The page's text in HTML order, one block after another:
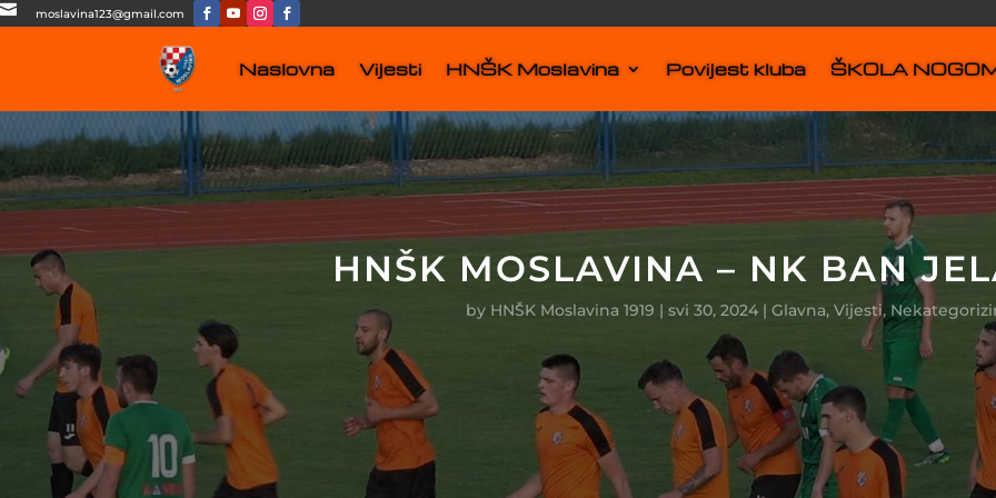
 moslavina123@gmail.com
Naslovna Vijesti HNŠK Moslavina Povijest kluba ŠKOLA
HNŠK MOSLAVINA – NK BAN
by HNŠK Moslavina 1919 | svi 30, 2024 | Glavna, Vijesti,